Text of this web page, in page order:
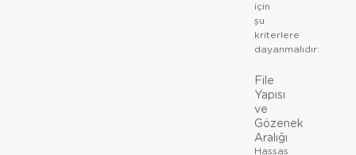
için
şu
kriterlere
dayanmalıdır:
File
Yapısı
ve
Gözenek
Aralığı
Hassas